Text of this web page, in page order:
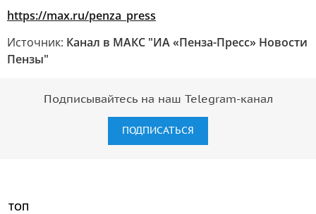
https://max.ru/penza_press
Источник: Канал в МАКС "ИА «Пенза-Пресс» Новости
Пензы"
Подписывайтесь на наш Telegram-канал
ПОДПИСАТЬСЯ
ТОП